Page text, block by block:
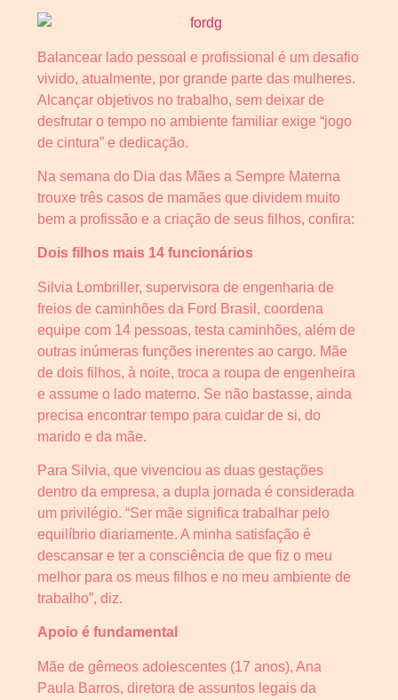
Balancear lado pessoal e profissional é um desafio
vivido, atualmente, por grande parte das mulheres.
Alcançar objetivos no trabalho, sem deixar de
desfrutar o tempo no ambiente familiar exige “jogo
de cintura” e dedicação.
Na semana do Dia das Mães a Sempre Materna
trouxe três casos de mamães que dividem muito
bem a profissão e a criação de seus filhos, confira:
Dois filhos mais 14 funcionários
Silvia Lombriller, supervisora de engenharia de
freios de caminhões da Ford Brasil, coordena
equipe com 14 pessoas, testa caminhões, além de
outras inúmeras funções inerentes ao cargo. Mãe
de dois filhos, à noite, troca a roupa de engenheira
e assume o lado materno. Se não bastasse, ainda
precisa encontrar tempo para cuidar de si, do
marido e da mãe.
Para Silvia, que vivenciou as duas gestações
dentro da empresa, a dupla jornada é considerada
um privilégio. “Ser mãe significa trabalhar pelo
equilíbrio diariamente. A minha satisfação é
descansar e ter a consciência de que fiz o meu
melhor para os meus filhos e no meu ambiente de
trabalho”, diz.
Apoio é fundamental
Mãe de gêmeos adolescentes (17 anos), Ana
Paula Barros, diretora de assuntos legais da